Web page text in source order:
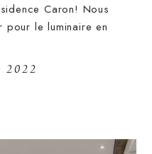
Caron! Nous
le luminaire en
2022